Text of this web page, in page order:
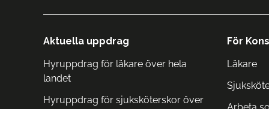
Aktuella uppdrag
Hyruppdrag för läkare över hela
landet
Hyruppdrag för sjuksköterskor över
För
Läkare
Arbeta